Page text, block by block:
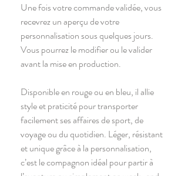
Une fois votre commande validée, vous
recevrez un aperçu de votre
personnalisation sous quelques jours.
Vous pourrez le modifier ou le valider
avant la mise en production.
Disponible en rouge ou en bleu, il allie
style et praticité pour transporter
facilement ses affaires de sport, de
voyage ou du quotidien. Léger, résistant
et unique grâce à la personnalisation,
c’est le compagnon idéal pour partir à